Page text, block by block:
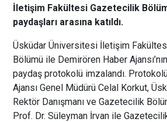
İletişim Fakültesi Gazetecilik
paydaşları arasına katıldı.
Üsküdar Üniversitesi İletişim
Bölümü ile Demirören Haber
paydaş protokolü imzalandı.
Ajansı Genel Müdürü Celal Korkut,
Rektör Danışmanı ve Gazetecilik
Prof. Dr. Süleyman İrvan ile